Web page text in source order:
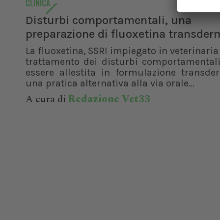
CLINICA
Disturbi comportamentali, una
preparazione di fluoxetina
La fluoxetina, SSRI impiegato in
trattamento dei disturbi
essere allestita in formulazione
una pratica alternativa alla via orale...
A cura di Redazione Vet33